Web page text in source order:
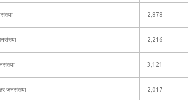
2,878
2,216
3,121
जनसंख्या 2,017